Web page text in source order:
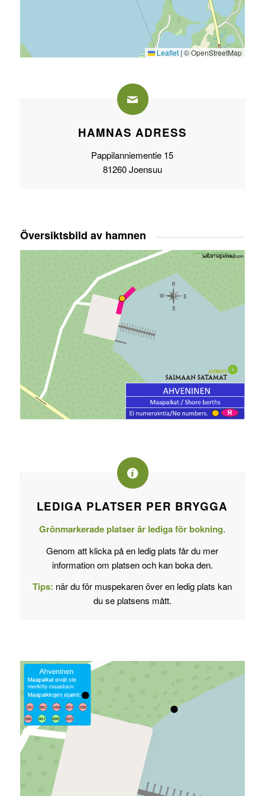
Leaflet | © OpenStreetMap
HAMNAS ADRESS
Pappilanniementie 15
81260 Joensuu
Översiktsbild av hamnen
LEDIGA PLATSER PER BRYGGA
Grönmarkerade platser är lediga för bokning.
Genom att klicka på en ledig plats får du mer
information om platsen och kan boka den.
Tips: när du för muspekaren över en ledig plats kan
du se platsens mått.